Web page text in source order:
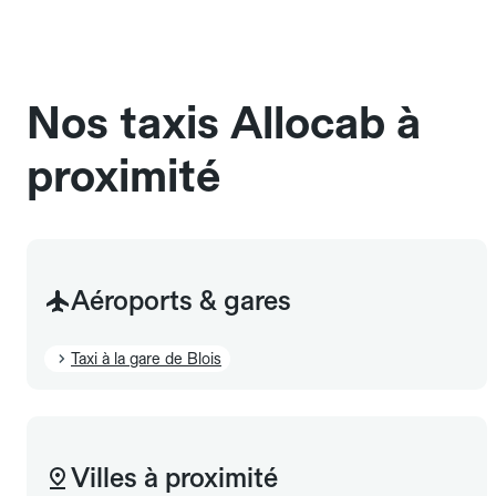
Nos taxis Allocab à
proximité
Aéroports & gares
Taxi à la gare de Blois
Villes à proximité